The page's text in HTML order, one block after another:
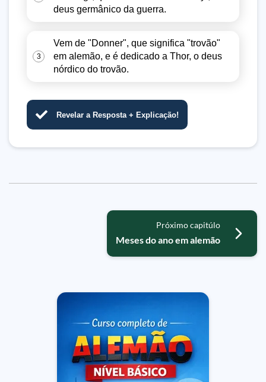
deus germânico da guerra.
3
Vem de "Donner", que significa "trovão"
em alemão, e é dedicado a Thor, o deus
nórdico do trovão.
Revelar a Resposta + Explicação!
Próximo capitúlo
Meses do ano em alemão